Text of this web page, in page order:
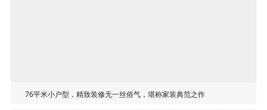
76平米小户型，精致装修无一丝俗气，堪称家装典范之作